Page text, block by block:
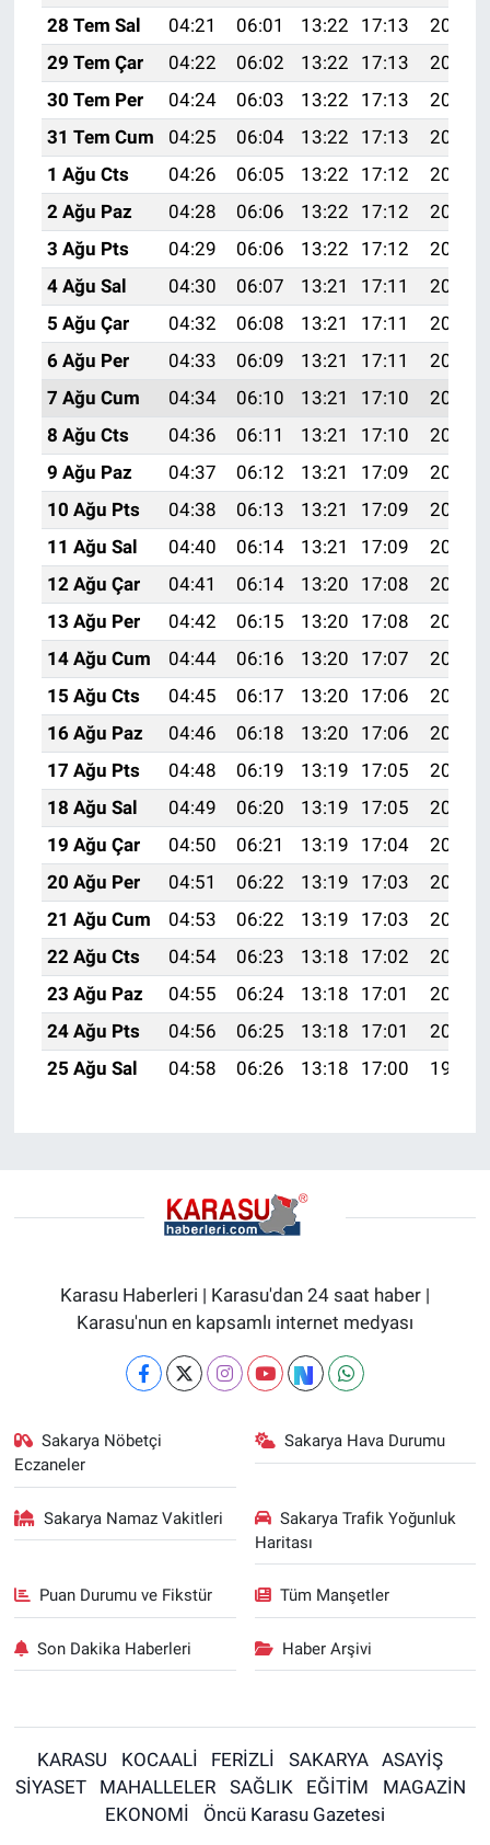
28 Tem Sal
04:21 06:01 13:22 17:13
20:33
29 Tem Çar
04:22 06:02 13:22 17:13
20:32
30 Tem Per
04:24 06:03 13:22 17:13
20:31
31 Tem Cum
04:25 06:04 13:22 17:13
20:30
1 Ağu Cts
04:26 06:05 13:22 17:12
20:29
2 Ağu Paz
04:28 06:06 13:22 17:12
20:28
3 Ağu Pts
04:29 06:06 13:22 17:12
20:27
4 Ağu Sal
04:30 06:07 13:21 17:11
20:26
5 Ağu Çar
04:32 06:08 13:21 17:11
20:25
6 Ağu Per
04:33 06:09 13:21 17:11
20:24
7 Ağu Cum
04:34 06:10 13:21 17:10
20:22
8 Ağu Cts
04:36 06:11 13:21 17:10
20:21
9 Ağu Paz
04:37 06:12 13:21 17:09
20:20
10 Ağu Pts
04:38 06:13 13:21 17:09
20:19
11 Ağu Sal
04:40 06:14 13:21 17:09
20:18
12 Ağu Çar
04:41 06:14 13:20 17:08
20:17
13 Ağu Per
04:42 06:15 13:20 17:08
20:15
14 Ağu Cum
04:44 06:16 13:20 17:07
20:14
15 Ağu Cts
04:45 06:17 13:20 17:06
20:13
16 Ağu Paz
04:46 06:18 13:20 17:06
20:11
17 Ağu Pts
04:48 06:19 13:19 17:05
20:10
18 Ağu Sal
04:49 06:20 13:19 17:05
20:09
19 Ağu Çar
04:50 06:21 13:19 17:04
20:07
20 Ağu Per
04:51 06:22 13:19 17:03
20:06
21 Ağu Cum
04:53 06:22 13:19 17:03
20:05
22 Ağu Cts
04:54 06:23 13:18 17:02
20:03
23 Ağu Paz
04:55 06:24 13:18 17:01
20:02
24 Ağu Pts
04:56 06:25 13:18 17:01
20:01
25 Ağu Sal
04:58 06:26 13:18 17:00 19:59
Karasu Haberleri | Karasu'dan 24 saat haber |
Karasu'nun en kapsamlı internet medyası
Sakarya Nöbetçi
Eczaneler
Sakarya Hava Durumu
Sakarya Namaz Vakitleri
Sakarya Trafik Yoğunluk
Haritası
Puan Durumu ve Fikstür Tüm Manşetler
Son Dakika Haberleri Haber Arşivi
KARASU KOCAALİ FERİZLİ SAKARYA
ASAYİŞ
SİYASET
MAHALLELER SAĞLIK EĞİTİM
MAGAZİN
EKONOMİ
Öncü Karasu Gazetesi